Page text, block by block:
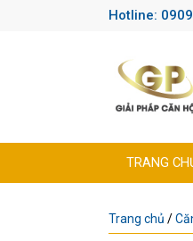
Hotline:
TRANG
Trang chủ /